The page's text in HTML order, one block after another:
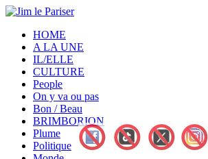
HOME
A LA UNE
IL/ELLE
CULTURE
People
On y va ou pas
Bon / Beau
BRIMBORION
Plume
Politique